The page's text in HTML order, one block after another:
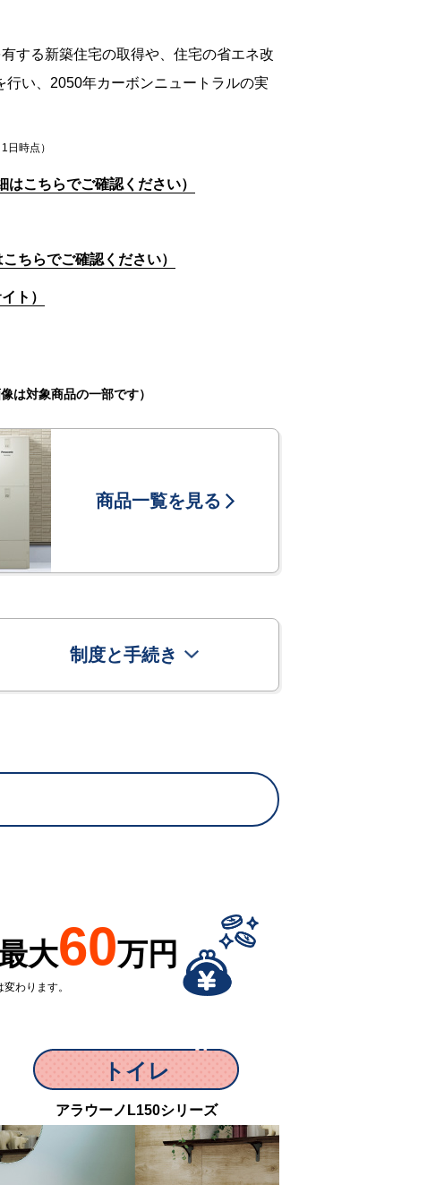
する新築住宅の取得や、住宅の省エネ改
い、2050年カーボンニュートラルの実
時点）
こちらでご確認ください）
ちらでご確認ください）
ト）
は対象商品の一部です）
商品一覧を見る
制度と手続き
大60万円
わります。
トイレ
アラウーノL150シリーズ